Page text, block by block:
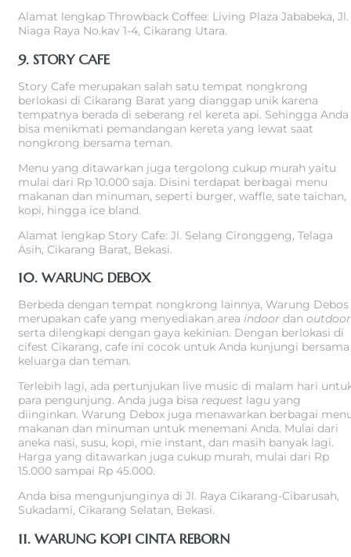
Alamat lengkap Throwback Coffee: Living Plaza Jababeka, Jl.
Niaga Raya No.kav 1-4, Cikarang Utara.
9. STORY CAFE
Story Cafe merupakan salah satu tempat nongkrong
berlokasi di Cikarang Barat yang dianggap unik karena
tempatnya berada di seberang rel kereta api. Sehingga Anda
bisa menikmati pemandangan kereta yang lewat saat
nongkrong bersama teman.
Menu yang ditawarkan juga tergolong cukup murah yaitu
mulai dari Rp 10.000 saja. Disini terdapat berbagai menu
makanan dan minuman, seperti burger, waffle, sate taichan,
kopi, hingga ice bland.
Alamat lengkap Story Cafe: Jl. Selang Cironggeng, Telaga
Asih, Cikarang Barat, Bekasi.
10. WARUNG DEBOX
Berbeda dengan tempat nongkrong lainnya, Warung Debos
merupakan cafe yang menyediakan area indoor dan outdoor
serta dilengkapi dengan gaya kekinian. Dengan berlokasi di
cifest Cikarang, cafe ini cocok untuk Anda kunjungi bersama
keluarga dan teman.
Terlebih lagi, ada pertunjukan live music di malam hari
para pengunjung. Anda juga bisa request lagu yang
diinginkan. Warung Debox juga menawarkan berbagai
makanan dan minuman untuk menemani Anda. Mulai dari
aneka nasi, susu, kopi, mie instant, dan masih banyak lagi.
Harga yang ditawarkan juga cukup murah, mulai dari Rp
15.000 sampai Rp 45.000.
Anda bisa mengunjunginya di Jl. Raya Cikarang-Cibarusah,
Sukadami, Cikarang Selatan, Bekasi.
11. WARUNG KOPI CINTA REBORN